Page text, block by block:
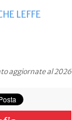
LEFFE
aggiornate al 2026